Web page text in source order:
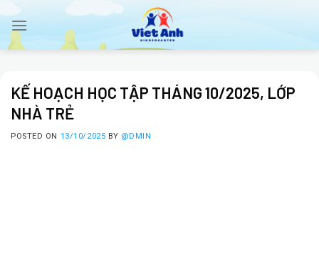
content
KẾ HOẠCH HỌC TẬP THÁNG 10/2025, LỚP
NHÀ TRẺ
POSTED ON 13/10/2025 BY @DMIN